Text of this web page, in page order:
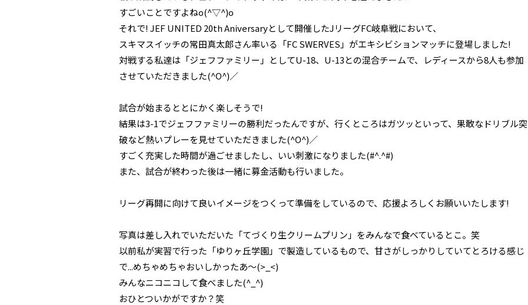
すごいことですよねo(^▽^)o
それで! JEF UNITED 20th Aniversaryとして開催したJリーグFC岐阜戦において、
スキマスイッチの常田真太郎さん率いる「FC SWERVES」がエキシビションマッチに登場しました!
対戦する私達は「ジェフファミリー」としてU-18、U-13との混合チームで、レディースから8人も参加
させていただきました(^O^)／
試合が始まるととにかく楽しそうで!
結果は3-1でジェフファミリーの勝利だったんですが、行くところはガツッといって、果敢なドリブル突
破など熱いプレーを見せていただきました(^O^)／
すごく充実した時間が過ごせましたし、いい刺激になりました(#^.^#)
また、試合が終わった後は一緒に募金活動も行いました。
リーグ再開に向けて良いイメージをつくって準備をしているので、応援よろしくお願いいたします!
写真は差し入れでいただいた「てづくり生クリームプリン」をみんなで食べているとこ。笑
以前私が実習で行った「ゆりヶ丘学園」で製造しているもので、甘さがしっかりしていてとろける感じ
で...めちゃめちゃおいしかったあ～(>_<)
みんなニコニコして食べました(^_^)
おひとついかがですか？笑